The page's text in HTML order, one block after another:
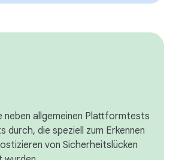
neben allgemeinen Plattformtests
durch, die speziell zum Erkennen
von Sicherheitslücken